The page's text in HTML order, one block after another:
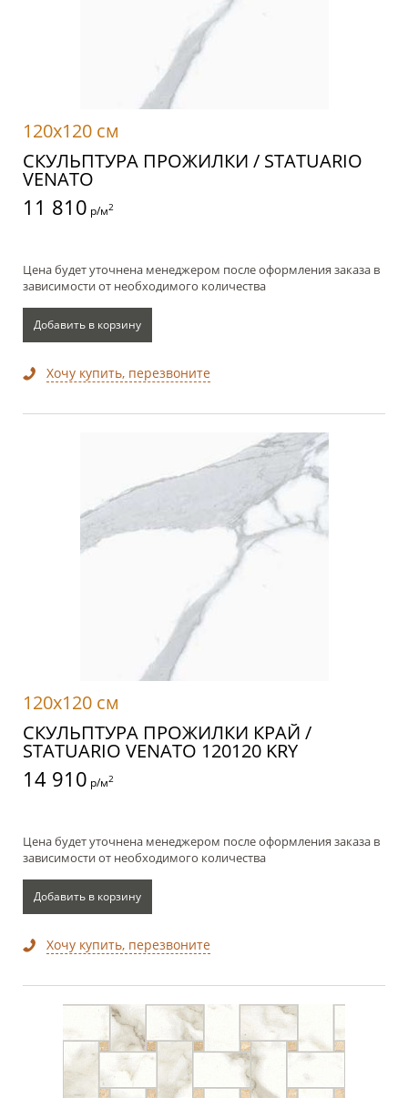
120x120 см
СКУЛЬПТУРА ПРОЖИЛКИ / STATUARIO
VENATO
11 810 р/м2
Цена будет уточнена менеджером после оформления заказа в
зависимости от необходимого количества
Добавить в корзину
Хочу купить, перезвоните
120x120 см
СКУЛЬПТУРА ПРОЖИЛКИ КРАЙ /
STATUARIO VENATO 120120 KRY
14 910 р/м2
Цена будет уточнена менеджером после оформления заказа в
зависимости от необходимого количества
Добавить в корзину
Хочу купить, перезвоните